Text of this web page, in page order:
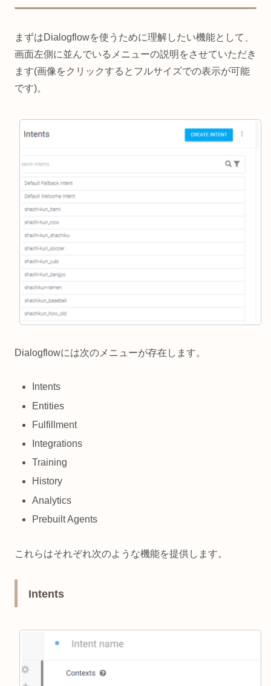
まずはDialogflowを使うために理解したい機能として、
画面左側に並んでいるメニューの説明をさせていただき
ます(画像をクリックするとフルサイズでの表示が可能
です)。
Dialogflowには次のメニューが存在します。
Intents
Entities
Fulfillment
Integrations
Training
History
Analytics
Prebuilt Agents
これらはそれぞれ次のような機能を提供します。
Intents